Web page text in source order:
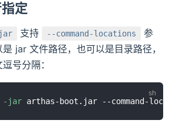
定
支持 --command-locations
参
jar 文件路径，也可以是目录路径，
号分隔：
-jar arthas-boot.jar --command-